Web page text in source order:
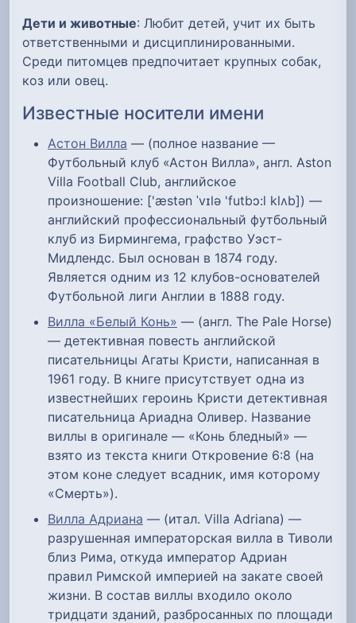
Дети и животные: Любит детей, учит их быть
ответственными и дисциплинированными.
Среди питомцев предпочитает крупных собак,
коз или овец.
Известные носители имени
Астон Вилла — (полное название —
Футбольный клуб «Астон Вилла», англ. Aston
Villa Football Club, английское
произношение: ['æstən ˈvɪlə 'futbɔ:l klʌb]) —
английский профессиональный футбольный
клуб из Бирмингема, графство Уэст-
Мидлендс. Был основан в 1874 году.
Является одним из 12 клубов-основателей
Футбольной лиги Англии в 1888 году.
Вилла «Белый Конь» — (англ. The Pale Horse)
— детективная повесть английской
писательницы Агаты Кристи, написанная в
1961 году. В книге присутствует одна из
известнейших героинь Кристи детективная
писательница Ариадна Оливер. Название
виллы в оригинале — «Конь бледный» —
взято из текста книги Откровение 6:8 (на
этом коне следует всадник, имя которому
«Смерть»).
Вилла Адриана — (итал. Villa Adriana) —
разрушенная императорская вилла в Тиволи
близ Рима, откуда император Адриан
правил Римской империей на закате своей
жизни. В состав виллы входило около
тридцати зданий, разбросанных по площади